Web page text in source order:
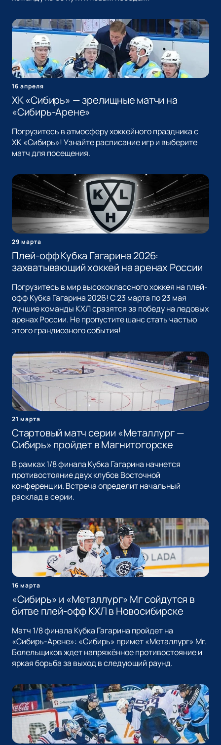
16 апреля
ХК «Сибирь» — зрелищные матчи на
«Сибирь-Арене»
Погрузитесь в атмосферу хоккейного праздника с
ХК «Сибирь»! Узнайте расписание игр и выберите
матч для посещения.
29 марта
Плей-офф Кубка Гагарина 2026:
захватывающий хоккей на аренах России
Погрузитесь в мир высококлассного хоккея на плей-
офф Кубка Гагарина 2026! С 23 марта по 23 мая
лучшие команды КХЛ сразятся за победу на ледовых
аренах России. Не пропустите шанс стать частью
этого грандиозного события!
21 марта
Стартовый матч серии «Металлург —
Сибирь» пройдет в Магнитогорске
В рамках 1/8 финала Кубка Гагарина начнется
противостояние двух клубов Восточной
конференции. Встреча определит начальный
расклад в серии.
16 марта
«Сибирь» и «Металлург» Мг сойдутся в
битве плей-офф КХЛ в Новосибирске
Матч 1/8 финала Кубка Гагарина пройдет на
«Сибирь-Арене»: «Сибирь» примет «Металлург» Мг.
Болельщиков ждет напряжённое противостояние и
яркая борьба за выход в следующий раунд.